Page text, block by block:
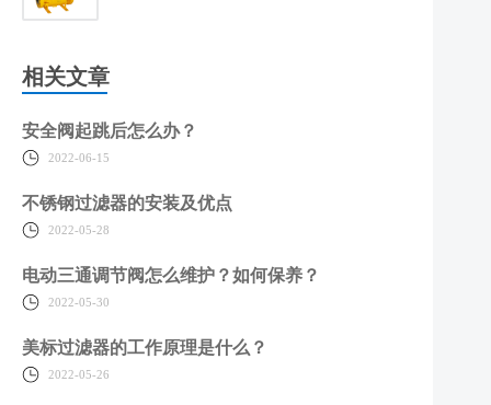
相关文章
安全阀起跳后怎么办？
2022-06-15
不锈钢过滤器的安装及优点
2022-05-28
电动三通调节阀怎么维护？如何保养？
2022-05-30
美标过滤器的工作原理是什么？
2022-05-26